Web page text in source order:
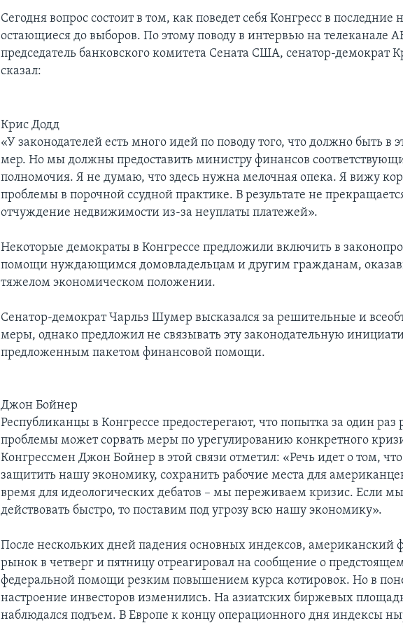
Сегодня вопрос состоит в том, как поведет себя Конгресс в последние
остающиеся до выборов. По этому поводу в интервью на телеканале
председатель банковского комитета Сената США, сенатор-демократ
сказал:
Крис Додд
«У законодателей есть много идей по поводу того, что должно быть в
мер. Но мы должны предоставить министру финансов
полномочия. Я не думаю, что здесь нужна мелочная опека. Я вижу
проблемы в порочной ссудной практике. В результате не
отчуждение недвижимости из-за неуплаты платежей».
Некоторые демократы в Конгрессе предложили включить в
помощи нуждающимся домовладельцам и другим гражданам,
тяжелом экономическом положении.
Сенатор-демократ Чарльз Шумер высказался за решительные и
меры, однако предложил не связывать эту законодательную
предложенным пакетом финансовой помощи.
Джон Бойнер
Республиканцы в Конгрессе предостерегают, что попытка за один раз
проблемы может сорвать меры по урегулированию конкретного
Конгрессмен Джон Бойнер в этой связи отметил: «Речь идет о том,
защитить нашу экономику, сохранить рабочие места для
время для идеологических дебатов – мы переживаем кризис. Если
действовать быстро, то поставим под угрозу всю нашу экономику».
После нескольких дней падения основных индексов, американский
рынок в четверг и пятницу отреагировал на сообщение о
федеральной помощи резким повышением курса котировок. Но в
настроение инвесторов изменились. На азиатских биржевых
наблюдался подъем. В Европе к концу операционного дня индексы